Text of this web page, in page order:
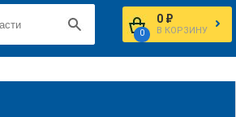
0
0 ₽
В КОРЗИНУ